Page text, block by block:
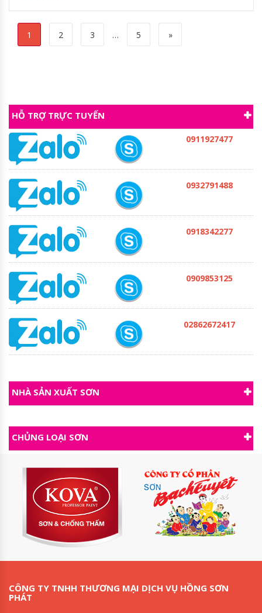
1 2 3 … 5 »
HỖ TRỢ TRỰC TUYẾN
0911927477
0932791488
0918342277
0909853125
02862672417
NHÀ SẢN XUẤT SƠN
CHỦNG LOẠI SƠN
CÔNG TY TNHH THƯƠNG MẠI DỊCH VỤ HỒNG SƠN
PHÁT